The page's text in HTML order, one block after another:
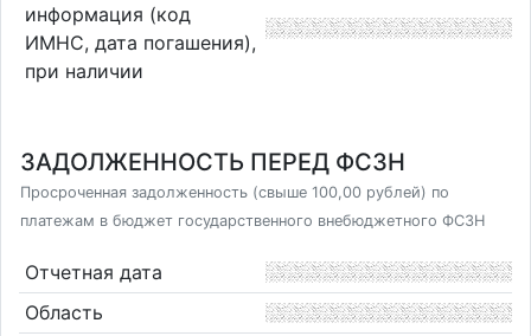
информация (код
ИМНС, дата погашения),
при наличии
ЗАДОЛЖЕННОСТЬ ПЕРЕД ФСЗН
Просроченная задолженность (свыше 100,00 рублей) по
платежам в бюджет государственного внебюджетного ФСЗН
Отчетная дата
Область